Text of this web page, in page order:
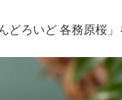
ろいど 各務原桜」